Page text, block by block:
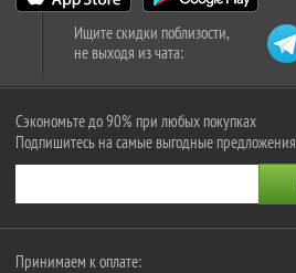
Ищите скидки поблизости,
не выходя из чата:
Сэкономьте до 90% при любых покупках
Подпишитесь на самые выгодные предложения
Принимаем к оплате: